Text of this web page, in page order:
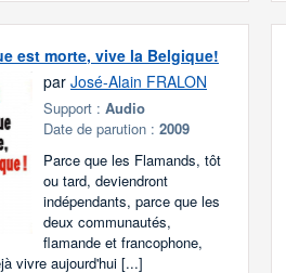
est morte, vive la Belgique!
parJosé-Alain FRALON
Support :Audio
Date de parution :2009
Parce que les Flamands, tôt
ou tard, deviendront
indépendants, parce que les
deux communautés,
flamande et francophone,
vivre aujourd'hui [...]